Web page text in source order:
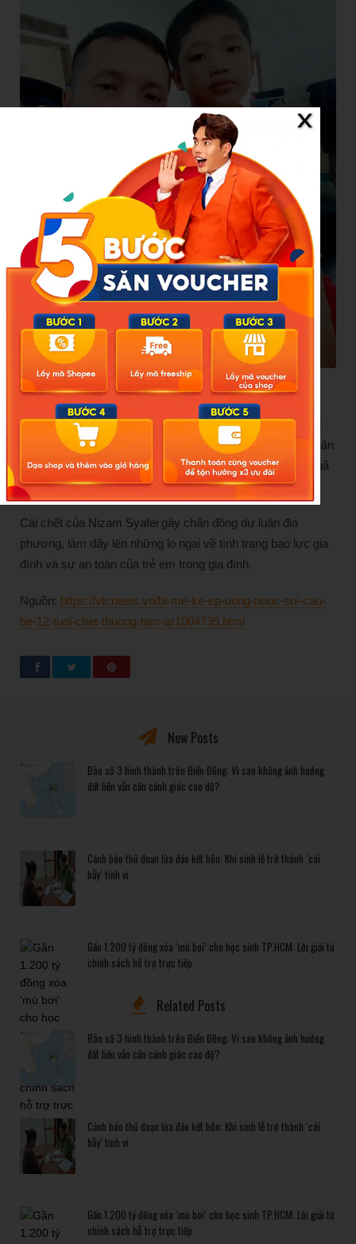
Nizam Syafei và cha. (Ảnh: Newsflash)
Cơ quan chức năng đang khám nghiệm tử thi để xác định
chính xác nguyên nhân tử vong. Trưởng đơn vị điều tra tội
phạm thuộc Sở Cảnh sát Sukabumi, AKP Hartono, xác nhận
vụ việc đang được điều tra và các sỹ quan vẫn chờ kết quả
giám định pháp y để làm rõ toàn bộ sự việc.
Cái chết của Nizam Syafei gây chấn động dư luận địa
phương, làm dấy lên những lo ngại về tình trạng bạo lực gia
đình và sự an toàn của trẻ em trong gia đình.
Nguồn: https://vtcnews.vn/bi-me-ke-ep-uong-nuoc-soi-cau-
be-12-tuoi-chet-thuong-tam-ar1004739.html
New Posts
Bão số 3 hình thành trên Biển Đông: Vì sao không ảnh hưởng
đất liền vẫn cần cảnh giác cao độ?
Cảnh báo thủ đoạn lừa đảo kết hôn: Khi sính lễ trở thành ‘cái
bẫy’ tinh vi
Gần 1.200 tỷ đồng xóa ‘mù bơi’ cho học sinh TP.HCM: Lời giải từ
chính sách hỗ trợ trực tiếp
Related Posts
Bão số 3 hình thành trên Biển Đông: Vì sao không ảnh hưởng
đất liền vẫn cần cảnh giác cao độ?
Cảnh báo thủ đoạn lừa đảo kết hôn: Khi sính lễ trở thành ‘cái
bẫy’ tinh vi
Gần 1.200 tỷ đồng xóa ‘mù bơi’ cho học sinh TP.HCM: Lời giải từ
chính sách hỗ trợ trực tiếp